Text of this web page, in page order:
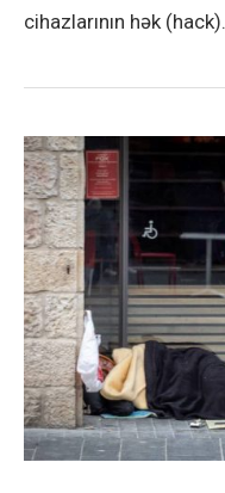
cihazlarının hək